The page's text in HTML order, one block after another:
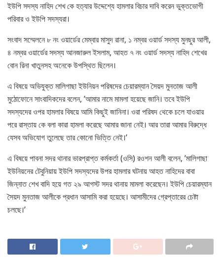
ইউপি সদস্য নাহিদ শেখ কে হত্যার উদ্দেশ্যে হামলার বিচার দাবি করেন ভুক্তভোগী
পরিবার ও ইউপি সদস্যরা।
সংবাদ সম্মেলনে ৮ নং ওয়ার্ডের মেম্বার মাসুদ রানা, ১ নম্বর ওয়ার্ড সদস্য মুনছুর আলী,
৪ নম্বর ওয়ার্ডের সদস্য আনজারুল ইসলাম, আহত ৭ নং ওয়ার্ড সদস্য নাহিদ শেখের
বোন রিনা খাতুনসহ অনেকে উপস্থিত ছিলেন।
এ বিষয়ে অভিযুক্ত মালিগাছা ইউনিয়ন পরিষদের চেয়ারম্যান সৈয়দ মুনতাজ আলী
মুঠোফোনে সাংবাদিকদের বলেন, ’আমার নামে মামলা হয়েছে জানি। তবে ইউপি
সদস্যদের ওপর হামলার বিষয়ে আমি কিছুই জানিনা। ওরা পরিষদ থেকে চলে যাওয়ার
পরে রাস্তায় কে বলা কারা হামলা করেছে আমার জানা নেই। আর তারা আমার বিরুদ্ধে
যেসব অভিযোগ তুলেছে তার কোনো ভিত্তি নেই।’
এ বিষয়ে পাবনা সদর থানার ভারপ্রাপ্ত কর্মকর্তা (ওসি) রওশন আলী বলেন, ’মালিগাছা
ইউনিয়নের টেবুনিয়ায় ইউপি সদস্যদের উপর হামলার ঘটনায় আহত নাহিদের বাবা
জিন্নাত শেখ বাদি হয়ে গত ২৯ আগস্ট সদর থানায় মামলা করেছেন। ইউপি চেয়ারম্যান
সৈয়দ মুনতাজ আলীকে প্রধান আসামি করা হয়েছে। আসামীদের গ্রেপ্তারের চেষ্টা
চলছে।’